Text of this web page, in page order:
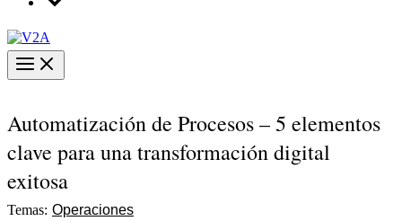
Main
Menu
Automatización de Procesos – 5 elementos
clave para una transformación digital
exitosa
Temas: Operaciones